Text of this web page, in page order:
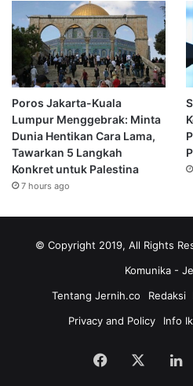
Poros Jakarta-Kuala
Lumpur Menggebrak: Minta
Dunia Hentikan Cara Lama,
Tawarkan 5 Langkah
Konkret untuk Palestina
7 hours ago
© Copyright 2019, All Rights
Komunika -
Tentang Jernih.co
Redaksi
Privacy and Policy
Info
Facebook